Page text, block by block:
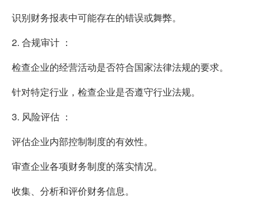
识别财务报表中可能存在的错误或舞弊。
2. 合规审计 ：
检查企业的经营活动是否符合国家法律法规的要求。
针对特定行业，检查企业是否遵守行业法规。
3. 风险评估 ：
评估企业内部控制制度的有效性。
审查企业各项财务制度的落实情况。
收集、分析和评价财务信息。